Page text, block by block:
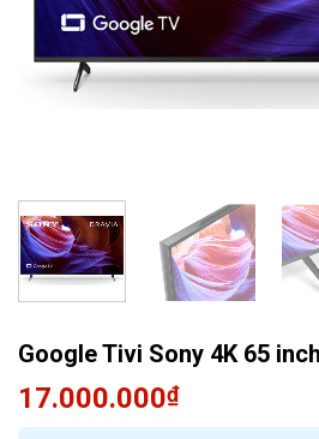
Quạt
Google Tivi Sony 4K 65
17.000.000₫